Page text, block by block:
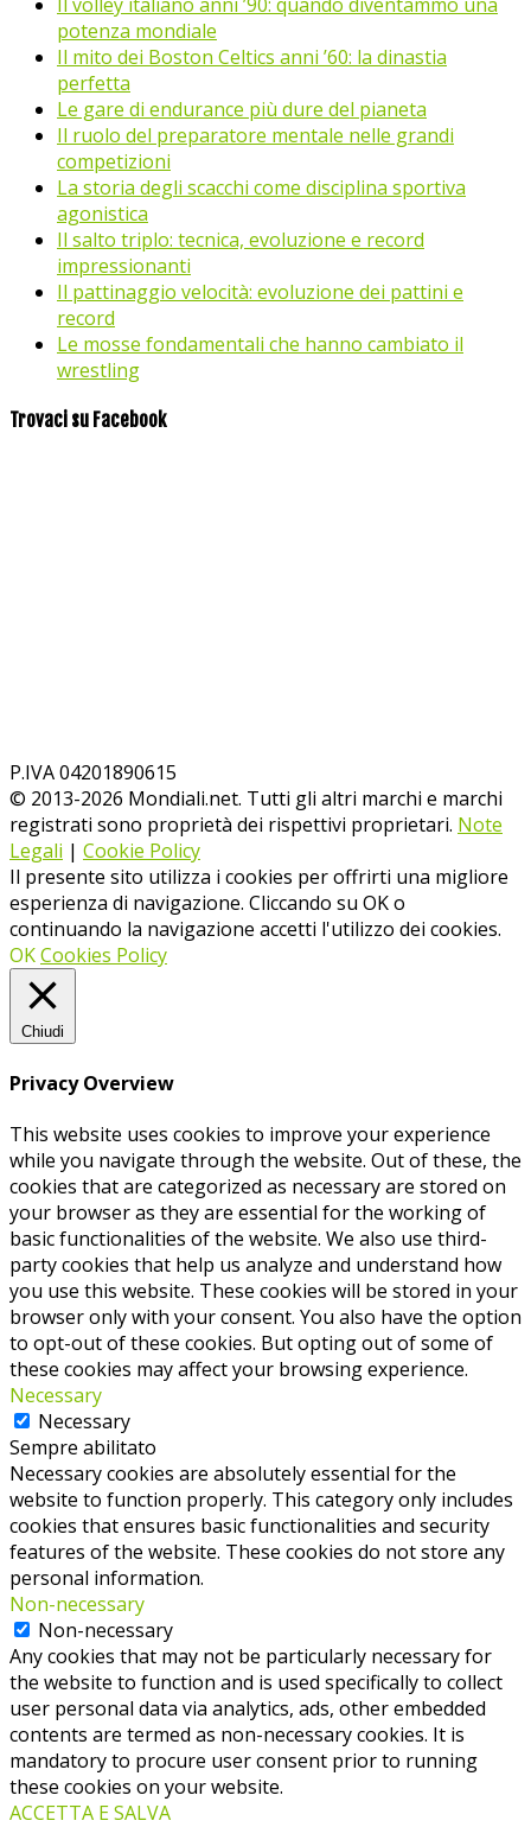
potenza mondiale
Il mito dei Boston Celtics anni ’60: la dinastia
perfetta
Le gare di endurance più dure del pianeta
Il ruolo del preparatore mentale nelle grandi
competizioni
La storia degli scacchi come disciplina sportiva
agonistica
Il salto triplo: tecnica, evoluzione e record
impressionanti
Il pattinaggio velocità: evoluzione dei pattini e
record
Le mosse fondamentali che hanno cambiato il
wrestling
Trovaci su Facebook
P.IVA 04201890615
© 2013-2026 Mondiali.net. Tutti gli altri marchi e marchi
registrati sono proprietà dei rispettivi proprietari. Note
Legali | Cookie Policy
Il presente sito utilizza i cookies per offrirti una migliore
esperienza di navigazione. Cliccando su OK o
continuando la navigazione accetti l'utilizzo dei cookies.
OKCookies Policy
Chiudi
Privacy Overview
This website uses cookies to improve your experience
while you navigate through the website. Out of these, the
cookies that are categorized as necessary are stored on
your browser as they are essential for the working of
basic functionalities of the website. We also use third-
party cookies that help us analyze and understand how
you use this website. These cookies will be stored in your
browser only with your consent. You also have the option
to opt-out of these cookies. But opting out of some of
these cookies may affect your browsing experience.
Necessary
Necessary
Sempre abilitato
Necessary cookies are absolutely essential for the
website to function properly. This category only includes
cookies that ensures basic functionalities and security
features of the website. These cookies do not store any
personal information.
Non-necessary
Non-necessary
Any cookies that may not be particularly necessary for
the website to function and is used specifically to collect
user personal data via analytics, ads, other embedded
contents are termed as non-necessary cookies. It is
mandatory to procure user consent prior to running
these cookies on your website.
ACCETTA E SALVA